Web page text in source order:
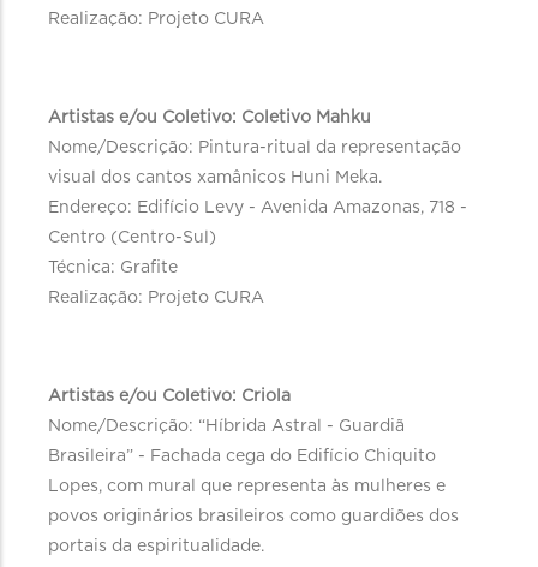
Realização: Projeto CURA
Artistas e/ou Coletivo: Coletivo Mahku
Nome/Descrição: Pintura-ritual da representação
visual dos cantos xamânicos Huni Meka.
Endereço: Edifício Levy - Avenida Amazonas, 718 -
Centro (Centro-Sul)
Técnica: Grafite
Realização: Projeto CURA
Artistas e/ou Coletivo: Criola
Nome/Descrição: “Híbrida Astral - Guardiã
Brasileira” - Fachada cega do Edifício Chiquito
Lopes, com mural que representa às mulheres e
povos originários brasileiros como guardiões dos
portais da espiritualidade.